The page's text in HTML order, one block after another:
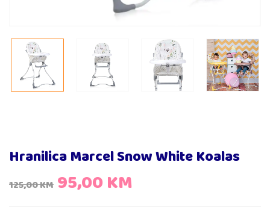
Hranilica Marcel Snow White Koalas
125,00KM 95,00KM